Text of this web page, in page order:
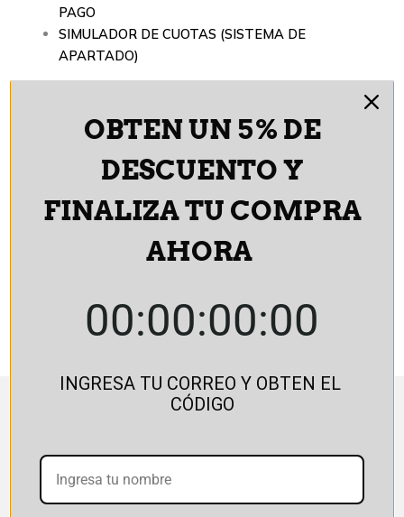
PAGO
SIMULADOR DE CUOTAS (SISTEMA DE
APARTADO)
Ancho 60 CM x Alto 40 CM x Prof. 30 CM
-Ancho 80 CM x Alto 40 CM x Prof. 30 CM -
AE-SOLOTUBO-GRIS
OBTEN UN 5% DE
DESCUENTO Y
FINALIZA TU COMPRA
AHORA
00:00:00:00
INGRESA TU CORREO Y OBTEN EL
CÓDIGO